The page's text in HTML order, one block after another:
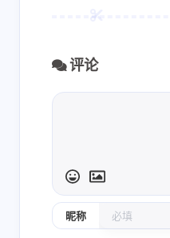
评论
昵称